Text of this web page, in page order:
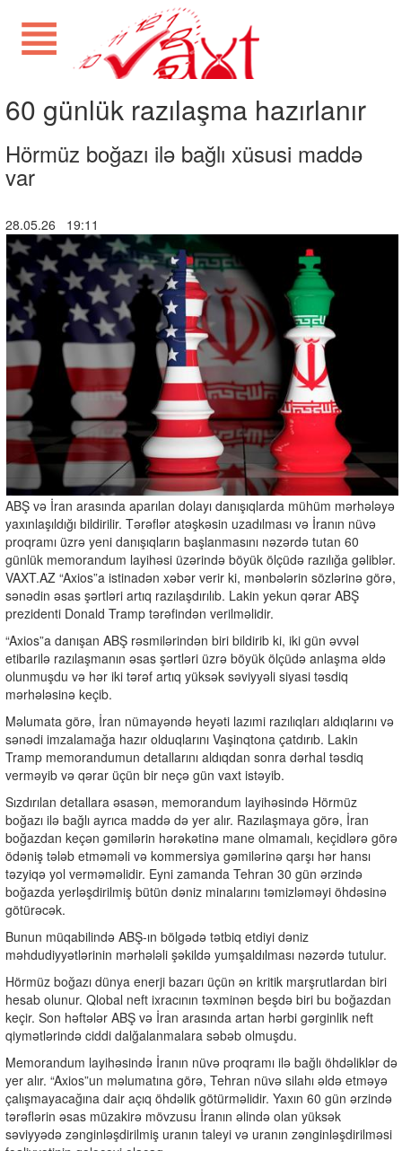
60 günlük razılaşma hazırlanır
Hörmüz boğazı ilə bağlı xüsusi maddə
var
28.05.26 19:11
ABŞ və İran arasında aparılan dolayı danışıqlarda mühüm mərhələyə
yaxınlaşıldığı bildirilir. Tərəflər atəşkəsin uzadılması və İranın nüvə
proqramı üzrə yeni danışıqların başlanmasını nəzərdə tutan 60
günlük memorandum layihəsi üzərində böyük ölçüdə razılığa gəliblər.
VAXT.AZ “Axios”a istinadən xəbər verir ki, mənbələrin sözlərinə görə,
sənədin əsas şərtləri artıq razılaşdırılıb. Lakin yekun qərar ABŞ
prezidenti Donald Tramp tərəfindən verilməlidir.
“Axios”a danışan ABŞ rəsmilərindən biri bildirib ki, iki gün əvvəl
etibarilə razılaşmanın əsas şərtləri üzrə böyük ölçüdə anlaşma əldə
olunmuşdu və hər iki tərəf artıq yüksək səviyyəli siyasi təsdiq
mərhələsinə keçib.
Məlumata görə, İran nümayəndə heyəti lazımi razılıqları aldıqlarını və
sənədi imzalamağa hazır olduqlarını Vaşinqtona çatdırıb. Lakin
Tramp memorandumun detallarını aldıqdan sonra dərhal təsdiq
verməyib və qərar üçün bir neçə gün vaxt istəyib.
Sızdırılan detallara əsasən, memorandum layihəsində Hörmüz
boğazı ilə bağlı ayrıca maddə də yer alır. Razılaşmaya görə, İran
boğazdan keçən gəmilərin hərəkətinə mane olmamalı, keçidlərə görə
ödəniş tələb etməməli və kommersiya gəmilərinə qarşı hər hansı
təzyiqə yol verməməlidir. Eyni zamanda Tehran 30 gün ərzində
boğazda yerləşdirilmiş bütün dəniz minalarını təmizləməyi öhdəsinə
götürəcək.
Bunun müqabilində ABŞ-ın bölgədə tətbiq etdiyi dəniz
məhdudiyyətlərinin mərhələli şəkildə yumşaldılması nəzərdə tutulur.
Hörmüz boğazı dünya enerji bazarı üçün ən kritik marşrutlardan biri
hesab olunur. Qlobal neft ixracının təxminən beşdə biri bu boğazdan
keçir. Son həftələr ABŞ və İran arasında artan hərbi gərginlik neft
qiymətlərində ciddi dalğalanmalara səbəb olmuşdu.
Memorandum layihəsində İranın nüvə proqramı ilə bağlı öhdəliklər də
yer alır. “Axios”un məlumatına görə, Tehran nüvə silahı əldə etməyə
çalışmayacağına dair açıq öhdəlik götürməlidir. Yaxın 60 gün ərzində
tərəflərin əsas müzakirə mövzusu İranın əlində olan yüksək
səviyyədə zənginləşdirilmiş uranın taleyi və uranın zənginləşdirilməsi